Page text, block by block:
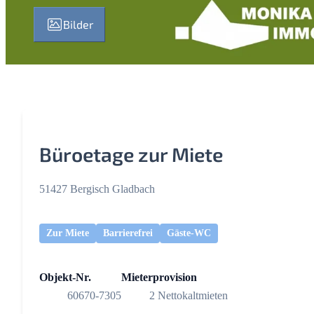
Bilder
Büroetage zur Miete
51427 Bergisch Gladbach
Zur Miete Barrierefrei Gäste-WC
Objekt-Nr.
60670-7305
Mieterprovision
2 Nettokaltmieten